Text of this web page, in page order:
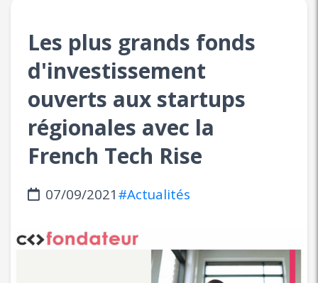
Les plus grands fonds
d'investissement
ouverts aux startups
régionales avec la
French Tech Rise
07/09/2021#Actualités